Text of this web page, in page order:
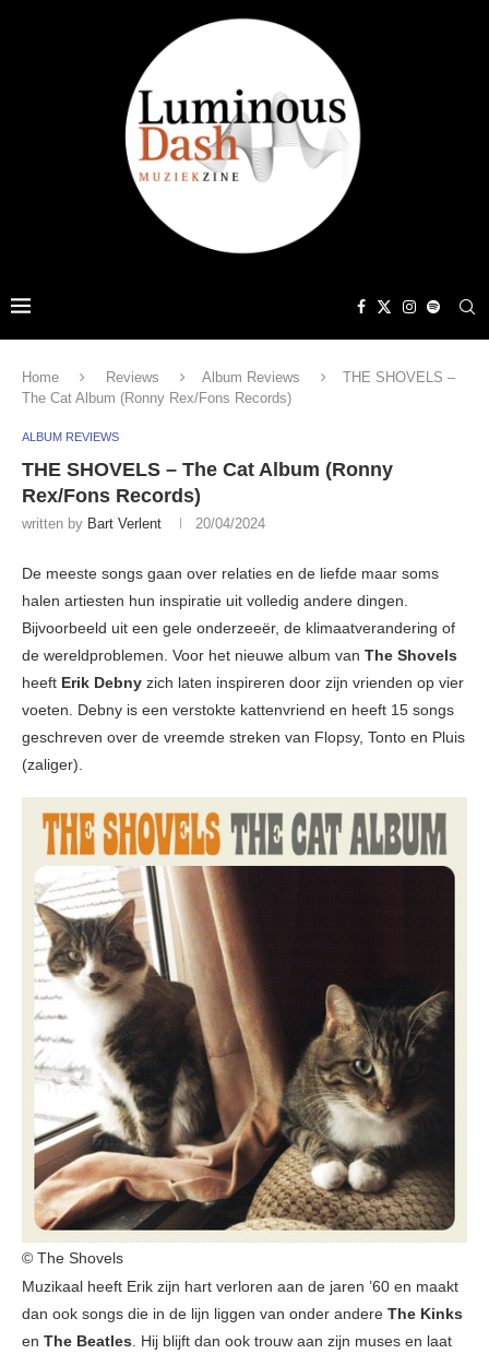
Home Reviews Album Reviews
THE SHOVELS –
The Cat Album (Ronny Rex/Fons Records)
ALBUM REVIEWS
THE SHOVELS – The Cat Album (Ronny
Rex/Fons Records)
written by Bart Verlent 20/04/2024
De meeste songs gaan over relaties en de liefde maar soms
halen artiesten hun inspiratie uit volledig andere dingen.
Bijvoorbeeld uit een gele onderzeeër, de klimaatverandering of
de wereldproblemen. Voor het nieuwe album van The Shovels
heeft Erik Debny zich laten inspireren door zijn vrienden op vier
voeten. Debny is een verstokte kattenvriend en heeft 15 songs
geschreven over de vreemde streken van Flopsy, Tonto en Pluis
(zaliger).
© The Shovels
Muzikaal heeft Erik zijn hart verloren aan de jaren ’60 en maakt
dan ook songs die in de lijn liggen van onder andere The Kinks
en The Beatles. Hij blijft dan ook trouw aan zijn muses en laat